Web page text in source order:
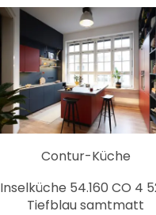
Contur-Küche
Inselküche 54.160 CO 4
Tiefblau samtmatt